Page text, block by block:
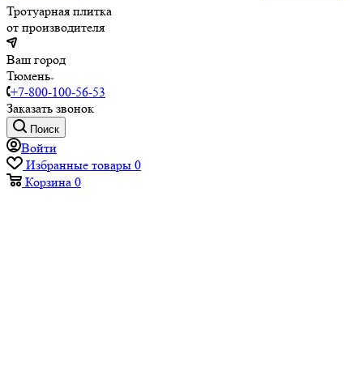
Тротуарная плитка
от производителя
Ваш город
Тюмень
+7-800-100-56-53
Заказать звонок
Поиск
Войти
Избранные товары 0
Корзина 0